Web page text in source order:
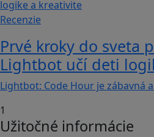
Recenzie
Prvé kroky do sveta
Lightbot učí deti
Lightbot: Code Hour je zábavná
1
Užitočné informácie